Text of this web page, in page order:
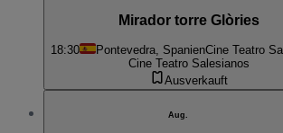
Mirador torre Glòries
18:30 Pontevedra, SpanienCine Teatro
Cine Teatro Salesianos
Ausverkauft
Aug.